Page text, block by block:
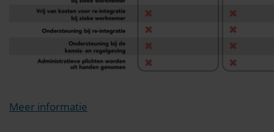
Meer informatie